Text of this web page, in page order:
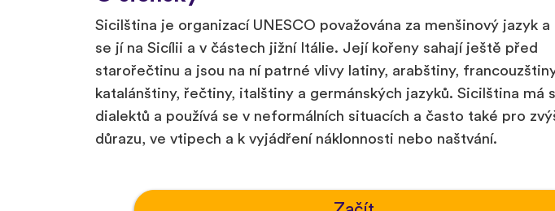
Sicilština je organizací UNESCO považována za menšinový jazyk a
se jí na Sicílii a v částech jižní Itálie. Její kořeny sahají ještě před
starořečtinu a jsou na ní patrné vlivy latiny, arabštiny,
katalánštiny, řečtiny, italštiny a germánských jazyků. Sicilština má
dialektů a používá se v neformálních situacích a často také pro
důrazu, ve vtipech a k vyjádření náklonnosti nebo naštvání.